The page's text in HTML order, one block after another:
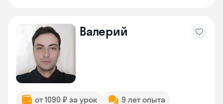
Валерий
от 1090 ₽ за урок 9 лет опыта